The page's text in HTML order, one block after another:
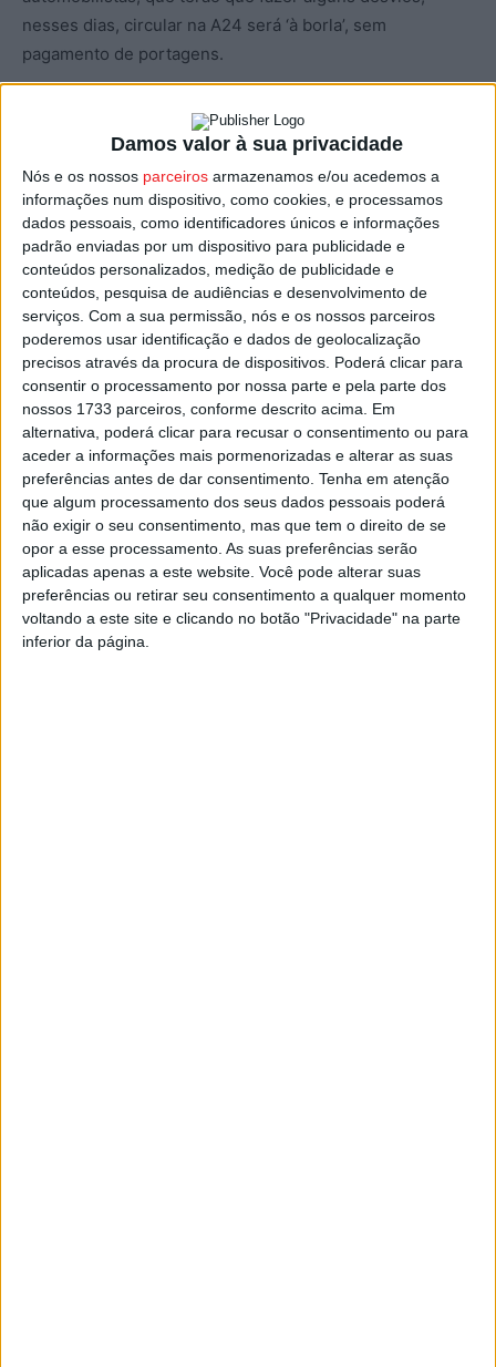
Damos valor à sua privacidade
Nós e os nossos parceiros armazenamos e/ou acedemos a
informações num dispositivo, como cookies, e processamos
dados pessoais, como identificadores únicos e informações
padrão enviadas por um dispositivo para publicidade e
conteúdos personalizados, medição de publicidade e
conteúdos, pesquisa de audiências e desenvolvimento de
serviços. Com a sua permissão, nós e os nossos parceiros
poderemos usar identificação e dados de geolocalização
precisos através da procura de dispositivos. Poderá clicar para
consentir o processamento por nossa parte e pela parte dos
nossos 1733 parceiros, conforme descrito acima. Em
alternativa, poderá clicar para recusar o consentimento ou para
aceder a informações mais pormenorizadas e alterar as suas
preferências antes de dar consentimento. Tenha em atenção
que algum processamento dos seus dados pessoais poderá
não exigir o seu consentimento, mas que tem o direito de se
opor a esse processamento. As suas preferências serão
aplicadas apenas a este website. Você pode alterar suas
preferências ou retirar seu consentimento a qualquer momento
voltando a este site e clicando no botão "Privacidade" na parte
inferior da página.
nesses dias, circular na A24 será ‘à borla’, sem
pagamento de portagens.
Assim, terça-feira a A24 fecha entre o nó Moimenta da
Beira – Lamego e o nó Armamar – Valdigem, e na quarta-
feira, entre o nó do Carvalhal e o de Castro Daire Norte.
Quinta-feira, a A24 fecha mais a Norte, já no distrito de
Vila Real, entre o nó do Peso da Régua e o de Nogueira.
Já em julho haverá mais alguns cortes, primeiro mais a
Norte, e depois entre 14 e 15 de julho, de novo nos dois
troços da A24 em Viseu que estarão cortados esta terça
e também na quarta.
Mais a Norte, no distrito de Vila Real, a A24 encerra nos
dias 19, 20 e 21 o troço entre Vilarinho da Samardã e Vila
Pouca de Aguiar, e de 22 a 26 de julho, entre o nó de
Peso da Régua e o de Nogueira.
Todos estes cortes na A24 acontecerão entre as06:00e
as22:00.